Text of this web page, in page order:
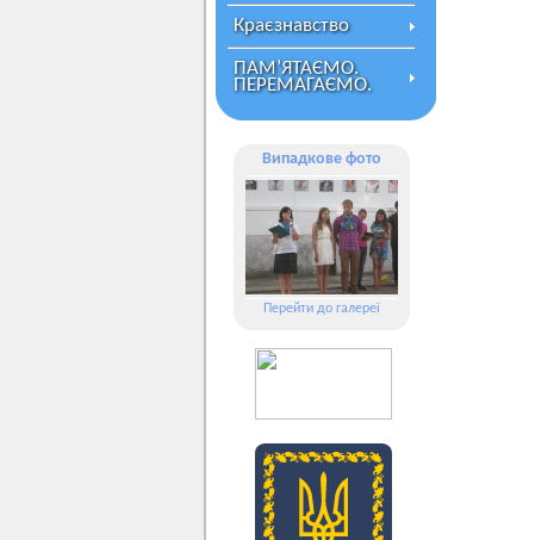
Краєзнавство
ПАМ’ЯТАЄМО.
ПЕРЕМАГАЄМО.
Випадкове фото
Перейти до галереї